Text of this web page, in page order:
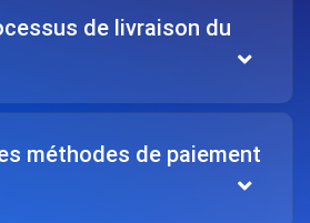
de livraison du
méthodes de paiement